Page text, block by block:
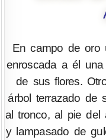
En campo de oro
enroscada a él
de sus flores.
árbol terrazado de
al tronco, al pie del
y lampasado de